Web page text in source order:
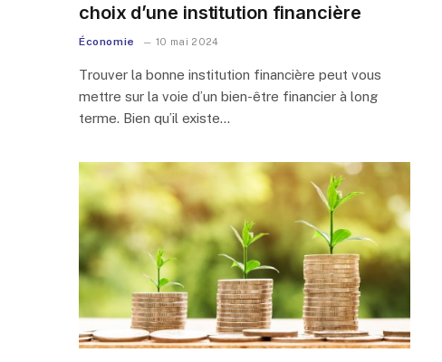
choix d’une institution financière
Économie 10 mai 2024
Trouver la bonne institution financière peut vous
mettre sur la voie d’un bien-être financier à long
terme. Bien qu’il existe…